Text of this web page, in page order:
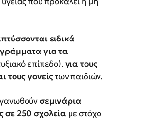
ειδικά
για τα
επίπεδο),για τους
τους γονείςτων παιδιών.
σεμινάρια
σε 250 σχολεία με στόχο